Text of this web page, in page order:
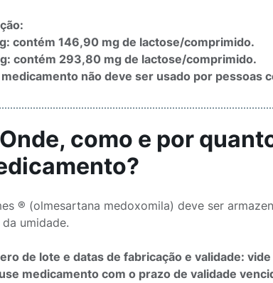
contém 146,90 mg de lactose/comprimido.
contém 293,80 mg de lactose/comprimido.
medicamento não deve ser usado por
como e por
® (olmesartana medoxomila) deve ser
umidade.
de lote e datas de fabricação e validade:
medicamento com o prazo de validade